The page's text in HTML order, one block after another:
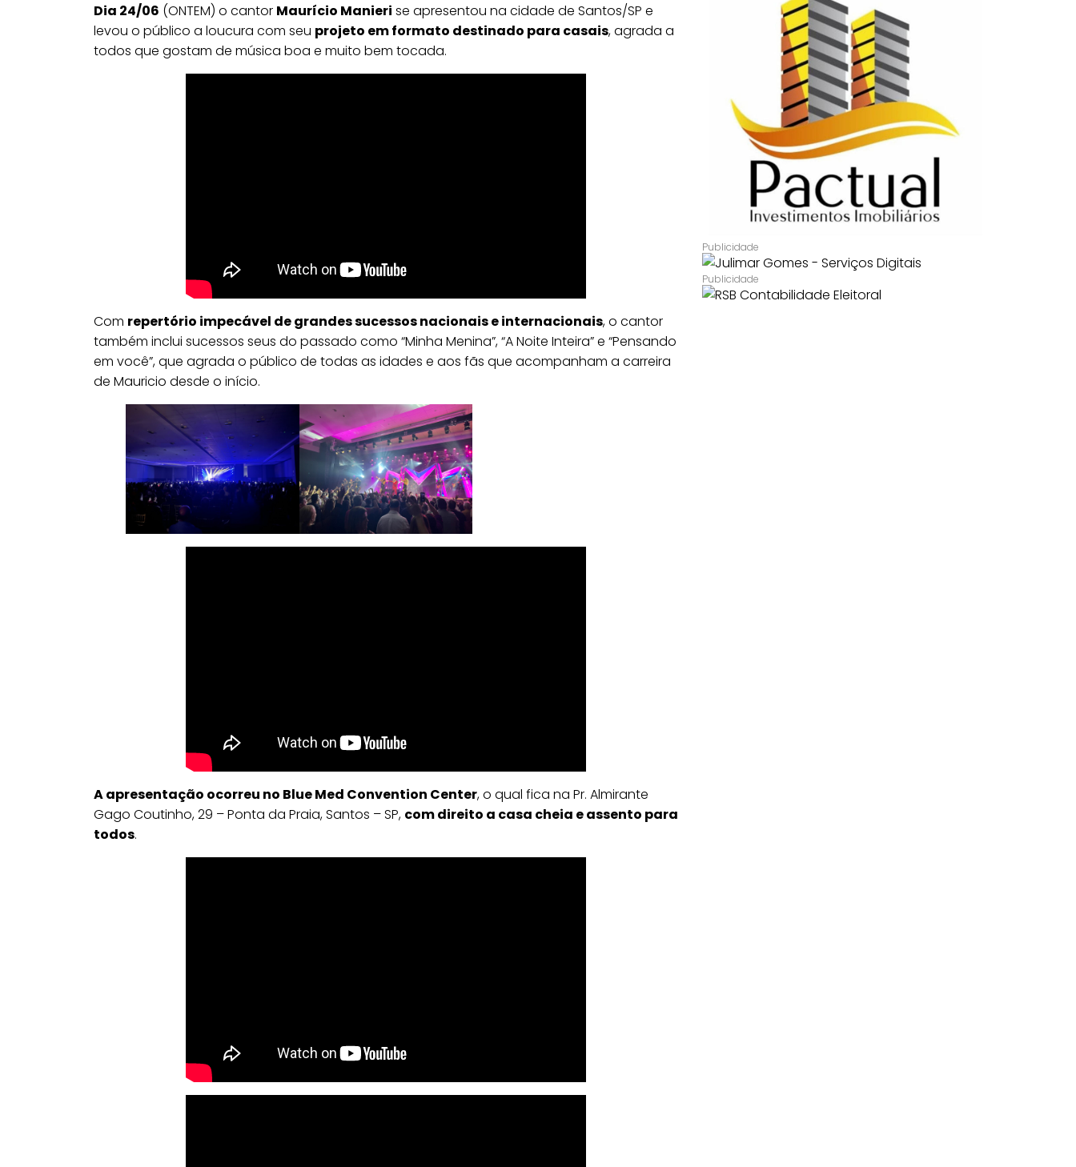
Dia 24/06 (ONTEM) o cantor Maurício Manieri se apresentou na cidade de Santos/SP e
levou o público a loucura com seu projeto em formato destinado para casais, agrada a
todos que gostam de música boa e muito bem tocada.
Com repertório impecável de grandes sucessos nacionais e internacionais, o cantor
também inclui sucessos seus do passado como “Minha Menina”, “A Noite Inteira” e “Pensando
em você”, que agrada o público de todas as idades e aos fãs que acompanham a carreira
de Mauricio desde o início.
A apresentação ocorreu no Blue Med Convention Center, o qual fica na Pr. Almirante
Gago Coutinho, 29 – Ponta da Praia, Santos – SP, com direito a casa cheia e assento para
todos.